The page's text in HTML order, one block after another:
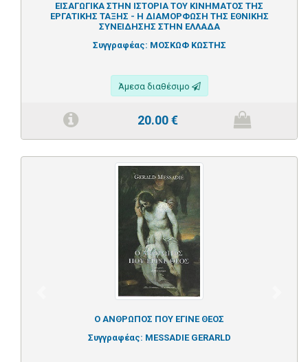
ΕΙΣΑΓΩΓΙΚΑ ΣΤΗΝ ΙΣΤΟΡΙΑ ΤΟΥ ΚΙΝΗΜΑΤΟΣ ΤΗΣ
ΕΡΓΑΤΙΚΗΣ ΤΑΞΗΣ - Η ΔΙΑΜΟΡΦΩΣΗ ΤΗΣ ΕΘΝΙΚΗΣ
ΣΥΝΕΙΔΗΣΗΣ ΣΤΗΝ ΕΛΛΑΔΑ
Συγγραφέας: ΜΟΣΚΩΦ ΚΩΣΤΗΣ
Άμεσα διαθέσιμο
20.00€
Ο ΑΝΘΡΩΠΟΣ ΠΟΥ ΕΓΙΝΕ ΘΕΟΣ
Συγγραφέας: MESSADIE GERARLD